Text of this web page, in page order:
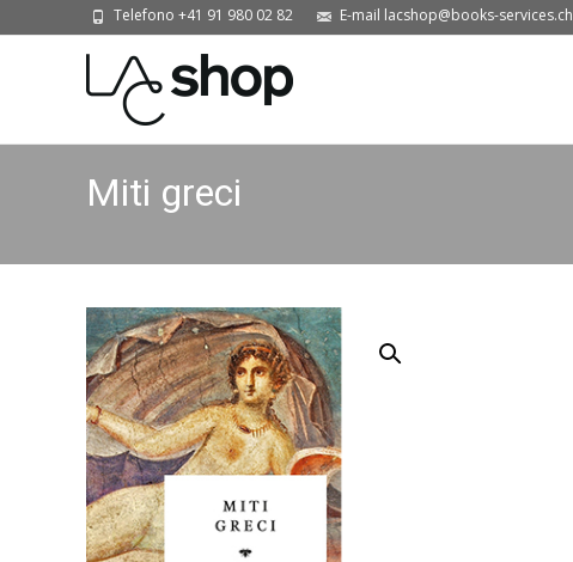
Telefono +41 91 980 02 82 E-mail lacshop@books-services.ch
Miti greci